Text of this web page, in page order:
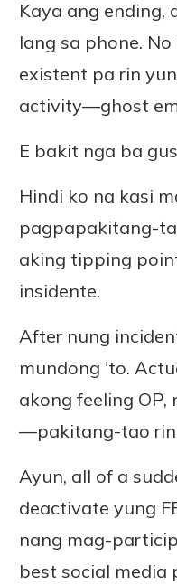
Kaya ang ending,
lang sa phone.
existent pa rin
activity—ghost
E bakit nga ba
Hindi ko na kasi
pagpapakitang-
aking tipping
insidente.
After nung
mundong 'to.
akong feeling
—pakitang-tao rin
Ayun, all of a
deactivate yung
nang mag-
best social media